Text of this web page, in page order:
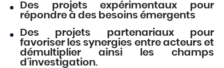
Des projets expérimentaux pour
répondre à des besoins émergents
Des projets partenariaux pour
favoriser les synergies entre acteurs et
démultiplier ainsi les champs
d’investigation.